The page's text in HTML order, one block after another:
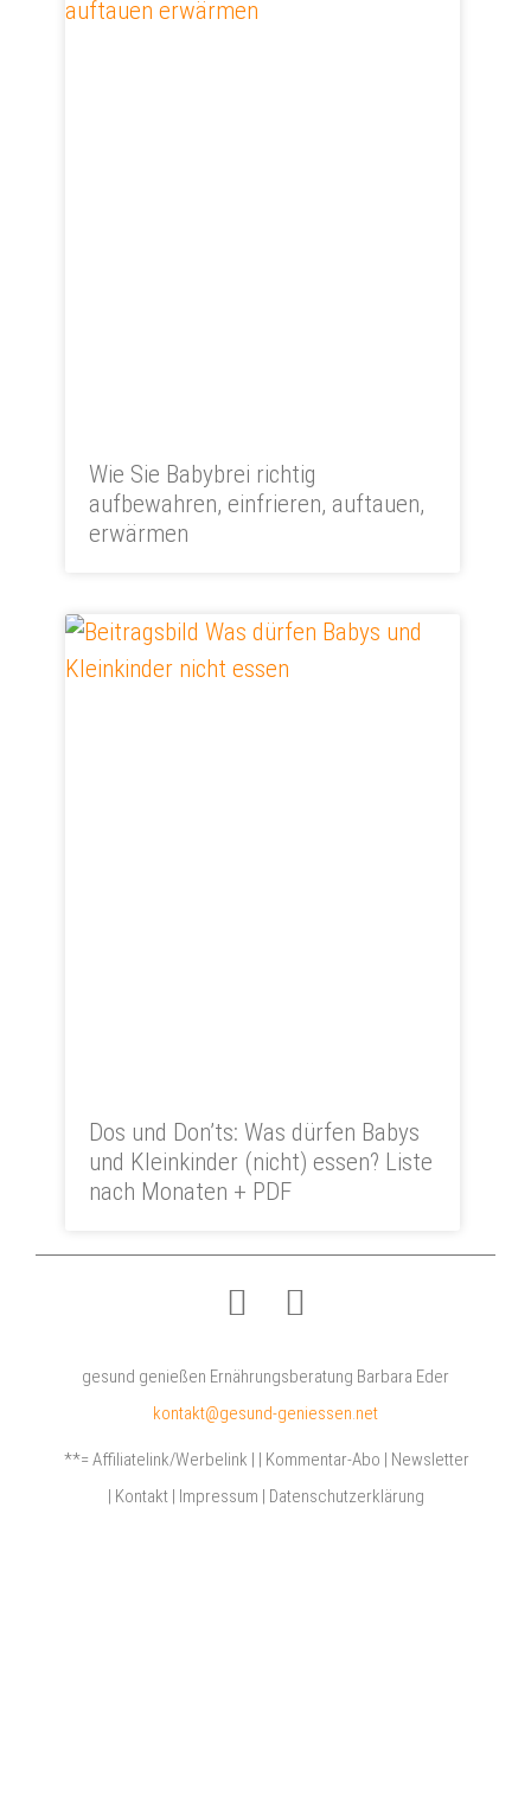
Wie Sie Babybrei richtig
aufbewahren, einfrieren, auftauen,
erwärmen
Dos und Don’ts: Was dürfen Babys
und Kleinkinder (nicht) essen? Liste
nach Monaten + PDF
gesund genießen Ernährungsberatung Barbara Eder
kontakt@gesund-geniessen.net
**= Affiliatelink/Werbelink | | Kommentar-Abo | Newsletter
| Kontakt | Impressum | Datenschutzerklärung